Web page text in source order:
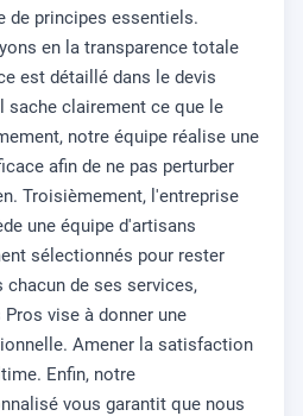
de principes essentiels.
en la transparence totale
est détaillé dans le devis
sache clairement ce que le
notre équipe réalise une
afin de ne pas perturber
Troisièmement, l'entreprise
une équipe d'artisans
sélectionnés pour rester
chacun de ses services,
vise à donner une
Amener la satisfaction
Enfin, notre
vous garantit que nous